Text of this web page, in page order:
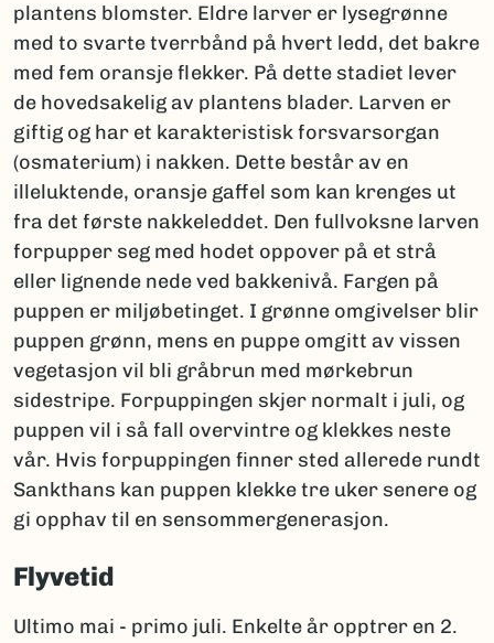
plantens blomster. Eldre larver er lysegrønne
med to svarte tverrbånd på hvert ledd, det bakre
med fem oransje flekker. På dette stadiet lever
de hovedsakelig av plantens blader. Larven er
giftig og har et karakteristisk forsvarsorgan
(osmaterium) i nakken. Dette består av en
illeluktende, oransje gaffel som kan krenges ut
fra det første nakkeleddet. Den fullvoksne larven
forpupper seg med hodet oppover på et strå
eller lignende nede ved bakkenivå. Fargen på
puppen er miljøbetinget. I grønne omgivelser blir
puppen grønn, mens en puppe omgitt av vissen
vegetasjon vil bli gråbrun med mørkebrun
sidestripe. Forpuppingen skjer normalt i juli, og
puppen vil i så fall overvintre og klekkes neste
vår. Hvis forpuppingen finner sted allerede rundt
Sankthans kan puppen klekke tre uker senere og
gi opphav til en sensommergenerasjon.
Flyvetid
Ultimo mai - primo juli. Enkelte år opptrer en 2.